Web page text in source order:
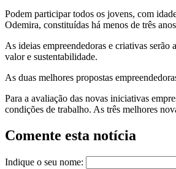
Podem participar todos os jovens, com
Odemira, constituídas há menos de três
As ideias empreendedoras e criativas
valor e sustentabilidade.
As duas melhores propostas
Para a avaliação das novas iniciativas
condições de trabalho. As três melhores
Comente esta notícia
Indique o seu nome: